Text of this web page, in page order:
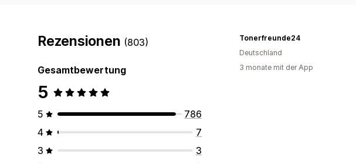
Rezensionen (803)
Gesamtbewertung
5
5
786
4
7
3
3
Tonerfreunde24
Deutschland
3 monate mit der App